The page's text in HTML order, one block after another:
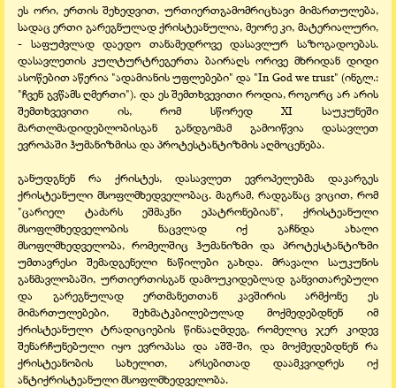
ეს ორი, ერთის შეხედვით, ურთიერთგამომრიცხავი მიმართულება,
სადაც ერთი გარეგნულად ქრისტეანულია, მეორე კი, მატერიალური,
- საფუძვლად დაედო თანამედროვე დასავლურ საზოგადოებას.
დასავლეთის კულტურტრეგერთა ბაირაღს ორივე მხრიდან დიდი
ასოწებით აწერია "ადამიანის უფლებები" და "In God we trust" (ინგლ.:
"ჩვენ გვწამს ღმერთი"). და ეს შემთხვევითი როდია, როგორც არ არის
შემთხვევითი ის, რომ სწორედ XI საუკუნეში
მართლმადიდებლობისგან განდგომამ გამოიწვია დასავლეთ
ევროპაში ჰუმანიზმისა და პროტესტანტიზმის აღმოცენება.
განუდგნენ რა ქრისტეს, დასავლეთ ევროპელებმა დაკარგეს
ქრისტეანული მსოფლმხედველობაც. მაგრამ, რადგანაც ვიცით, რომ
"ცარიელ ტაძარს ეშმაკნი ეპატრონებიან", ქრისტეანული
მსოფლმხედველობის ნაცვლად იქ გაჩნდა ახალი
მსოფლმხედველობა, რომელშიც ჰუმანიზმი და პროტესტანტიზმი
უმთავრესი შემადგენელი ნაწილები გახდა. მრავალი საუკუნის
განმავლობაში, ურთიერთისგან დამოუკიდებლად განვითარებული
და გარეგნულად ერთმანეთთან კავშირის არმქონე ეს
მიმართულებები, შეხმატკბილებულად მოქმედებდნენ იმ
ქრისტეანული ტრადიციების წინააღმდეგ, რომელიც ჯერ კიდევ
შენარჩუნებული იყო ევროპასა და აშშ-ში, და მოქმედებდნენ რა
ქრისტეანობის სახელით, არსებითად დაამკვიდრეს იქ
ანტიქრისტეანული მსოფლმხედველობა.